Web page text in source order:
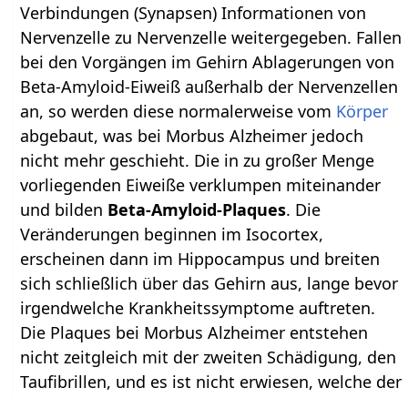
Verbindungen (Synapsen) Informationen von
Nervenzelle zu Nervenzelle weitergegeben. Fallen
bei den Vorgängen im Gehirn Ablagerungen von
Beta-Amyloid-Eiweiß außerhalb der Nervenzellen
an, so werden diese normalerweise vom Körper
abgebaut, was bei Morbus Alzheimer jedoch
nicht mehr geschieht. Die in zu großer Menge
vorliegenden Eiweiße verklumpen miteinander
und bilden Beta-Amyloid-Plaques. Die
Veränderungen beginnen im Isocortex,
erscheinen dann im Hippocampus und breiten
sich schließlich über das Gehirn aus, lange bevor
irgendwelche Krankheitssymptome auftreten.
Die Plaques bei Morbus Alzheimer entstehen
nicht zeitgleich mit der zweiten Schädigung, den
Taufibrillen, und es ist nicht erwiesen, welche der